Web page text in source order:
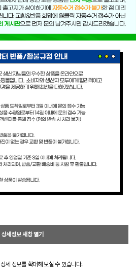
상세정보 새창 열기
상세 정보를 확대해 보실 수 있습니다.